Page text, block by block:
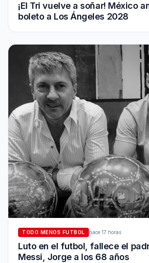
¡El Tri vuelve a soñar! México
boleto a Los Ángeles 2028
TODO MENOS FUTBOL hace 17 horas
Luto en el futbol, fallece el
Messi, Jorge a los 68 años